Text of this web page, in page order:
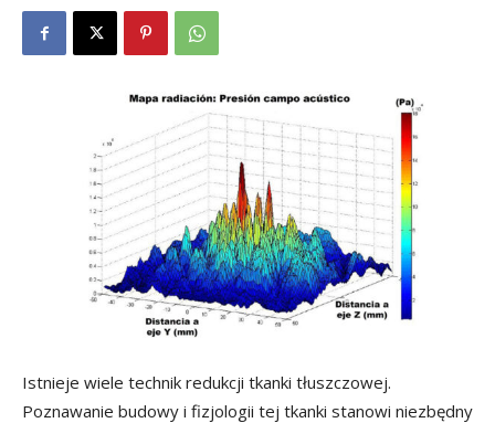
Istnieje wiele technik redukcji tkanki tłuszczowej.
Poznawanie budowy i fizjologii tej tkanki stanowi niezbędny